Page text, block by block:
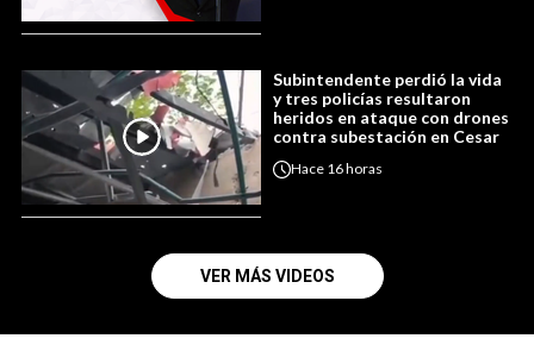
Subintendente perdió la vida
y tres policías resultaron
heridos en ataque con drones
contra subestación en Cesar
Hace 16 horas
VER MÁS VIDEOS